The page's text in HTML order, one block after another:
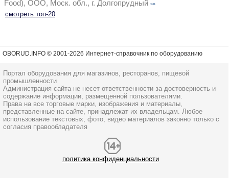
Food), ООО, Моск. обл., г. Долгопрудный »»
смотреть топ-20
OBORUD.INFO © 2001-2026 Интернет-справочник по оборудованию
Портал оборудования для магазинов, ресторанов, пищевой
промышленности
Администрация сайта не несет ответственности за достоверность и
содержание информации, размещенной пользователями.
Права на все торговые марки, изображения и материалы,
представленные на сайте, принадлежат их владельцам. Любое
использование текстовых, фото, видео материалов законно только с
согласия правообладателя
политика конфиденциальности